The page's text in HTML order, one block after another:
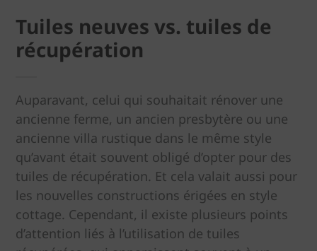
Tuiles neuves vs. tuiles de
récupération
Auparavant, celui qui souhaitait rénover une
ancienne ferme, un ancien presbytère ou une
ancienne villa rustique dans le même style
qu’avant était souvent obligé d’opter pour des
tuiles de récupération. Et cela valait aussi pour
les nouvelles constructions érigées en style
cottage. Cependant, il existe plusieurs points
d’attention liés à l’utilisation de tuiles